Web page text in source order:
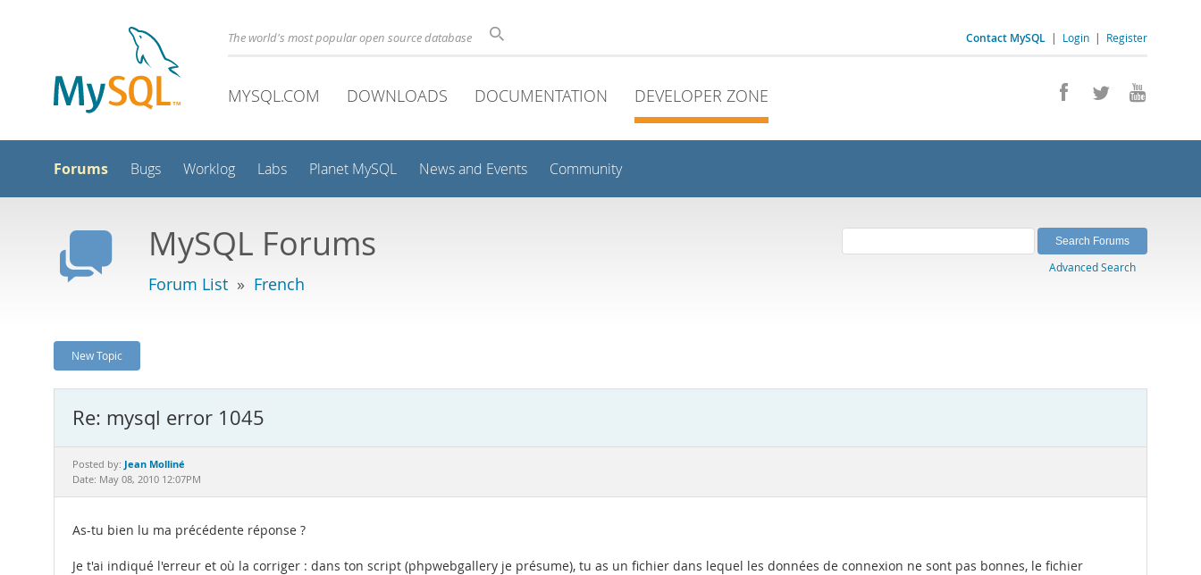
Contact MySQL | Login | Register
The world's most popular open source database
MYSQL.COM DOWNLOADS DOCUMENTATION DEVELOPER ZONE
Forums Bugs Worklog Labs Planet MySQL News and Events Community
MySQL Forums
Forum List » French
Advanced Search
New Topic
Re: mysql error 1045
Posted by: Jean Molliné
Date: May 08, 2010 12:07PM
As-tu bien lu ma précédente réponse ?
Je t'ai indiqué l'erreur et où la corriger : dans ton script (phpwebgallery je présume), tu as un fichier dans lequel les données de connexion ne sont pas bonnes, le fichier